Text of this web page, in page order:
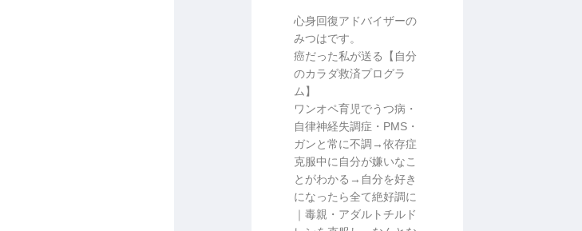
心身回復アドバイザーの
みつはです。
癌だった私が送る【自分
のカラダ救済プログラ
ム】
ワンオペ育児でうつ病・
自律神経失調症・PMS・
ガンと常に不調→依存症
克服中に自分が嫌いなこ
とがわかる→自分を好き
になったら全て絶好調に
｜毒親・アダルトチルド